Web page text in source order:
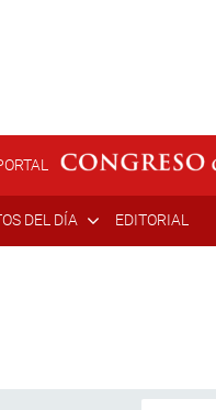
DEL DÍA EDITORIAL